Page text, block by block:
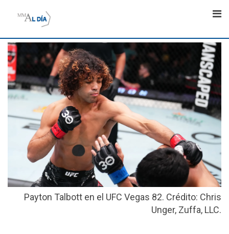
Payton Talbott en el UFC Vegas 82. Crédito: Chris
Unger, Zuffa, LLC.